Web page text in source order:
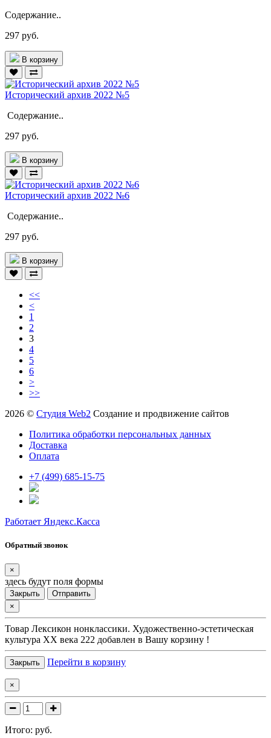
Содержание..
297 руб.
В корзину
Исторический архив 2022 №5
Содержание..
297 руб.
В корзину
Исторический архив 2022 №6
Содержание..
297 руб.
В корзину
<<
<
1
2
3
4
5
6
>
>>
2026 © Студия Web2 Создание и продвижение сайтов
Политика обработки персональных данных
Доставка
Оплата
+7 (499) 685-15-75
Работает Яндекс.Касса
Обратный звонок
×
здесь будут поля формы
Закрыть
Отправить
×
Товар Лексикон нонклассики. Художественно-эстетическая
культура XX века 222 добавлен в Вашу корзину !
Закрыть Перейти в корзину
×
Итого: руб.